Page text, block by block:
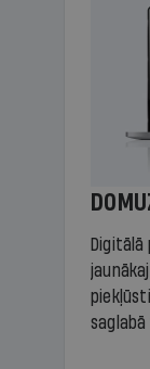
Digitālā